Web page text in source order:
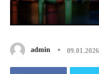
admin 09.01.2026